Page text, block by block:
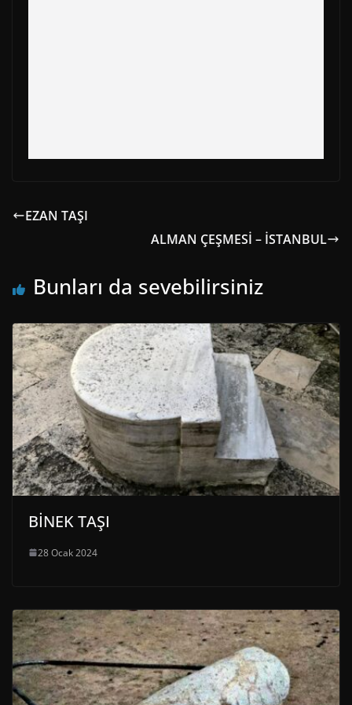
EZAN TAŞI
ALMAN ÇEŞMESİ – İSTANBUL
Bunları da sevebilirsiniz
BİNEK TAŞI
28 Ocak 2024